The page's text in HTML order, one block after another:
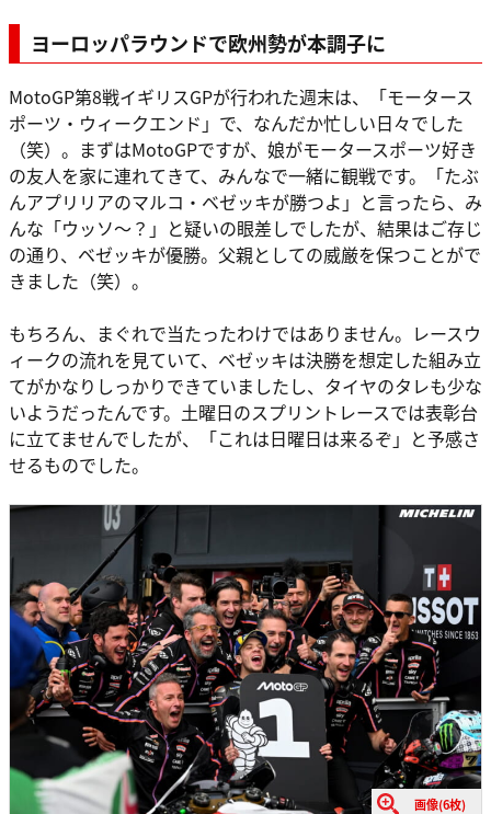
ヨーロッパラウンドで欧州勢が本調子に
MotoGP第8戦イギリスGPが行われた週末は、「モータース
ポーツ・ウィークエンド」で、なんだか忙しい日々でした
（笑）。まずはMotoGPですが、娘がモータースポーツ好き
の友人を家に連れてきて、みんなで一緒に観戦です。「たぶ
んアプリリアのマルコ・ベゼッキが勝つよ」と言ったら、み
んな「ウッソ〜？」と疑いの眼差しでしたが、結果はご存じ
の通り、ベゼッキが優勝。父親としての威厳を保つことがで
きました（笑）。
もちろん、まぐれで当たったわけではありません。レースウ
ィークの流れを見ていて、ベゼッキは決勝を想定した組み立
てがかなりしっかりできていましたし、タイヤのタレも少な
いようだったんです。土曜日のスプリントレースでは表彰台
に立てませんでしたが、「これは日曜日は来るぞ」と予感さ
せるものでした。
画像(6枚)